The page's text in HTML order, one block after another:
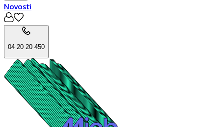
Novosti
04 20 20 450